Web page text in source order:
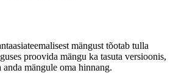
mängust tõotab tulla
proovida mängu ka tasuta versioonis,
anda mängule oma hinnang.